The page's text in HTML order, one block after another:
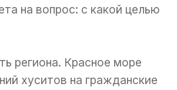
на вопрос: с какой целью
региона. Красное море
хуситов на гражданские